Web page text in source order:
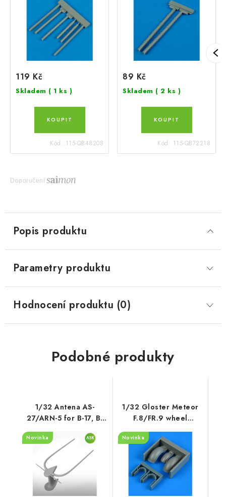
119 Kč
Skladem ( 1 ks )
Kód: 115-QB48208
89 Kč
Skladem ( 2 ks )
Kód: 115-QB72218
Doporučení
Popis produktu
Parametry produktu
Hodnocení produktu (0)
Podobné produkty
1/32 Antena AS-
27/ARN-5 for B-17, B-
24, B-25, B-26, B-29,
DC-3, C-47 a.o., ASK
cat. no 200-A32045
Novinka
1/32 Gloster Meteor
F.8/FR.9 wheel
fenders recommended
for Revell
Novinka